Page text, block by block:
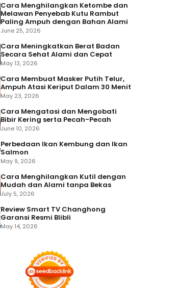
Cara Menghilangkan Ketombe dan
Melawan Penyebab Kutu Rambut
Paling Ampuh dengan Bahan Alami
June 25, 2026
Cara Meningkatkan Berat Badan
Secara Sehat Alami dan Cepat
May 13, 2026
Cara Membuat Masker Putih Telur,
Ampuh Atasi Keriput Dalam 30 Menit
May 23, 2026
Cara Mengatasi dan Mengobati
Bibir Kering serta Pecah-Pecah
June 10, 2026
Perbedaan Ikan Kembung dan Ikan
Salmon
May 9, 2026
Cara Menghilangkan Kutil dengan
Mudah dan Alami tanpa Bekas
July 5, 2026
Review Smart TV Changhong
Garansi Resmi Blibli
May 14, 2026